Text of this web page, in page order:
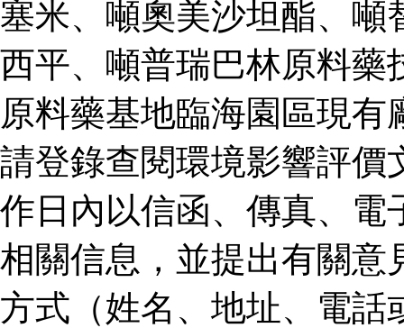
塞米、噸奧美沙坦酯、噸
西平、噸普瑞巴林原料藥
原料藥基地臨海園區現
請登錄查閱環境影響評價
作日內以信函、傳真、電
相關信息，並提出有關意
方式（姓名、地址、電話